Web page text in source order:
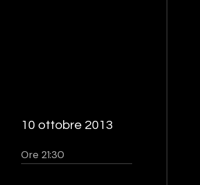
10 ottobre 2013
Ore 21:30